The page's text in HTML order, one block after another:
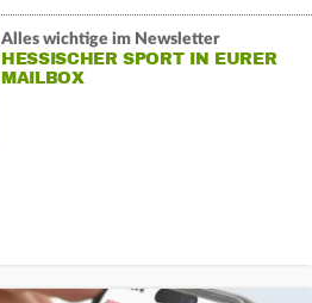
Alles wichtige im Newsletter
HESSISCHER SPORT IN EURER
MAILBOX